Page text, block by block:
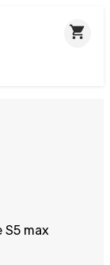
S5 max